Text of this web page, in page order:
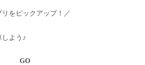
をピックアップ！／
よう♪
GO